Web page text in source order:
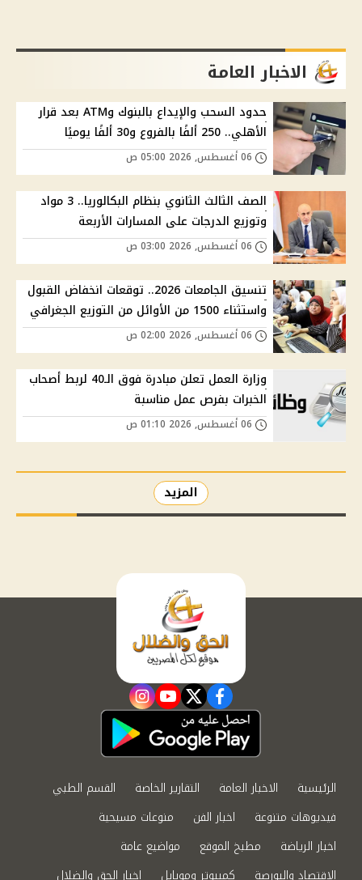
الاخبار العامة
حدود السحب والإيداع بالبنوك وATM بعد قرار
الأهلي.. 250 ألفًا بالفروع و30 ألفًا يوميًا
الصف الثالث الثانوي بنظام البكالوريا.. 3 مواد
وتوزيع الدرجات على المسارات الأربعة
تنسيق الجامعات 2026.. توقعات انخفاض القبول
واستثناء 1500 من الأوائل من التوزيع الجغرافي
وزارة العمل تعلن مبادرة فوق الـ40 لربط أصحاب
الخبرات بفرص عمل مناسبة
المزيد
facebook
twitter
youtube
instagram
الرئيسية الاخبار العامة التقارير الخاصة
القسم الطبي
فيديوهات متنوعة
اخبار الفن
منوعات مسيحية
اخبار الرياضة
مطبخ الموقع
مواضيع عامة